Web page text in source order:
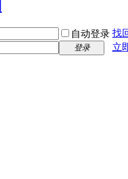
自动登录 找
登录
立